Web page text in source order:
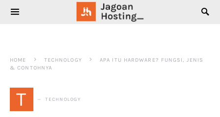
SEARCH FOR:
HOME TECHNOLOGY
APA ITU HARDWARE? FUNGSI, JENIS
& CONTOHNYA
T TECHNOLOGY